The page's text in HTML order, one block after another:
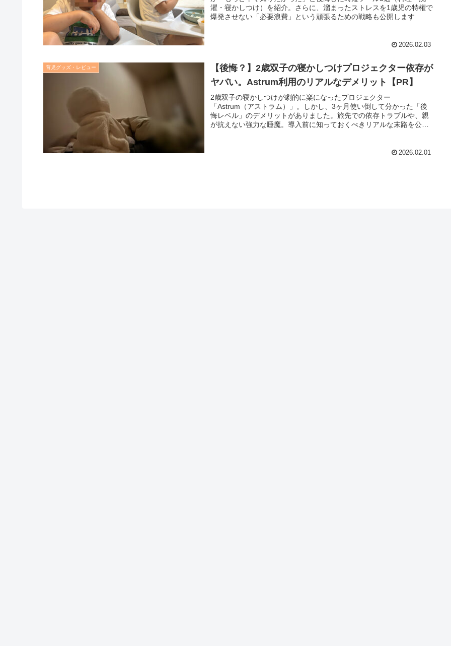
濯・寝かしつけ）を紹介。さらに、溜まったストレスを1歳児の特権で
爆発させない「必要浪費」という頑張るための戦略も公開します
2026.02.03
育児グッズ・レビュー
【後悔？】2歳双子の寝かしつけプロジェクター依存が
ヤバい。Astrum利用のリアルなデメリット【PR】
2歳双子の寝かしつけが劇的に楽になったプロジェクター
「Astrum（アストラム）」。しかし、3ヶ月使い倒して分かった「後
悔レベル」のデメリットがありました。旅先での依存トラブルや、親
が抗えない強力な睡魔。導入前に知っておくべきリアルな末路を公開
2026.02.01